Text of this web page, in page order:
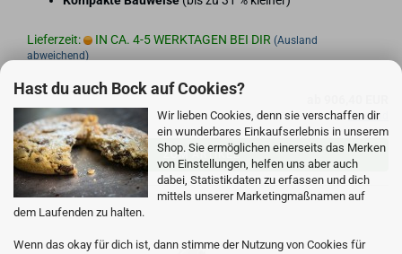
Hast du auch Bock auf Cookies?
Wir lieben Cookies, denn sie verschaffen dir
ein wunderbares Einkaufserlebnis in unserem
Shop. Sie ermöglichen einerseits das Merken
von Einstellungen, helfen uns aber auch
dabei, Statistikdaten zu erfassen und dich
mittels unserer Marketingmaßnamen auf
dem Laufenden zu halten.
Wenn das okay für dich ist, dann stimme der Nutzung von Cookies für
Lieferzeit: IN CA. 4-5 WERKTAGEN BEI DIR (Ausland
abweichend)
inkl. 19% MwSt. zzgl.Versand
ZUM ARTIKEL